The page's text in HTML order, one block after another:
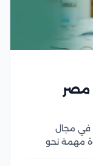
مصر
في مجال
مهمة نحو